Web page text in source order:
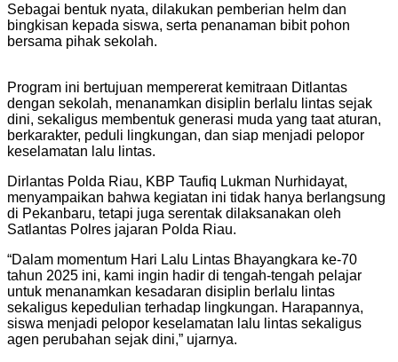
Sebagai bentuk nyata, dilakukan pemberian helm dan
bingkisan kepada siswa, serta penanaman bibit pohon
bersama pihak sekolah.
Program ini bertujuan mempererat kemitraan Ditlantas
dengan sekolah, menanamkan disiplin berlalu lintas sejak
dini, sekaligus membentuk generasi muda yang taat aturan,
berkarakter, peduli lingkungan, dan siap menjadi pelopor
keselamatan lalu lintas.
Dirlantas Polda Riau, KBP Taufiq Lukman Nurhidayat,
menyampaikan bahwa kegiatan ini tidak hanya berlangsung
di Pekanbaru, tetapi juga serentak dilaksanakan oleh
Satlantas Polres jajaran Polda Riau.
“Dalam momentum Hari Lalu Lintas Bhayangkara ke-70
tahun 2025 ini, kami ingin hadir di tengah-tengah pelajar
untuk menanamkan kesadaran disiplin berlalu lintas
sekaligus kepedulian terhadap lingkungan. Harapannya,
siswa menjadi pelopor keselamatan lalu lintas sekaligus
agen perubahan sejak dini,” ujarnya.